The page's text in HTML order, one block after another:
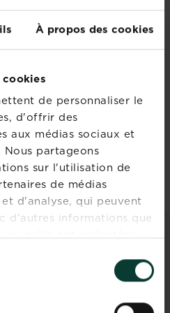
À propos des cookies
de personnaliser le
d'offrir des
aux médias sociaux et
partageons
sur l'utilisation de
de médias
d'analyse, qui peuvent
d'autres informations que
ou qu'ils ont collectées
la
La
conseils sur-
dans
mail